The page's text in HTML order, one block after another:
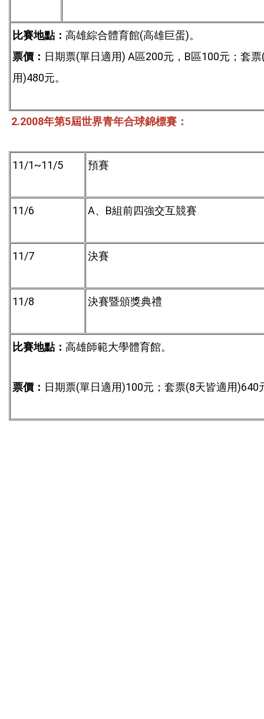
比賽地點： 高雄綜合體育館(高雄巨蛋)。
票價： 日期票(單日適用) A區200元， B區100元；套票
用)480元。
2.2008年第5屆世界青年合球錦標賽：
11/1~11/5 預賽
11/6 A、 B組前四強交互競賽
11/7 決賽
11/8 決賽暨頒獎典禮
比賽地點： 高雄師範大學體育館。
票價： 日期票(單日適用)100元；套票(8天皆適用)640